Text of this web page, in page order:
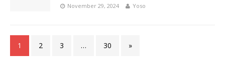
November 29, 2024 Yoso
1 2 3 … 30 »